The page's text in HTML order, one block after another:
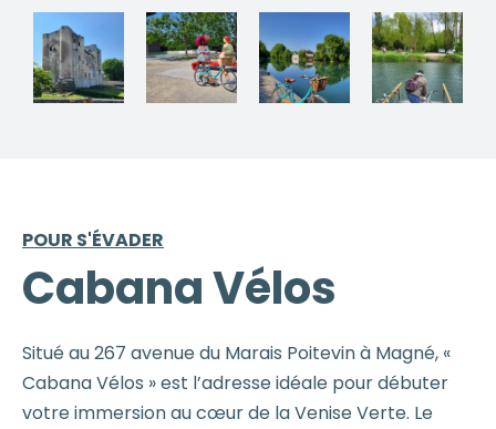
POUR S'ÉVADER
Cabana Vélos
Situé au 267 avenue du Marais Poitevin à Magné, «
Cabana Vélos » est l’adresse idéale pour débuter
votre immersion au cœur de la Venise Verte. Le